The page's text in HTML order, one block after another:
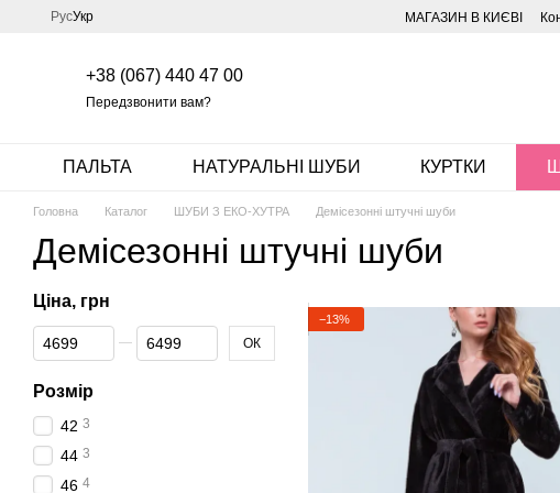
Перейти до основного контенту
РусУкр МАГАЗИН В КИЄВІ
+38 (067) 440 47 00
Передзвонити вам?
ПАЛЬТА НАТУРАЛЬНІ ШУБИ КУРТКИ
Головна Каталог ШУБИ З ЕКО-ХУТРА Демісезонні штучні шуби
Демісезонні штучні шуби
−13%
Ціна, грн
Від Ціна, грн
До Ціна, грн ОК
Розмір
42 3
44 3
46 4